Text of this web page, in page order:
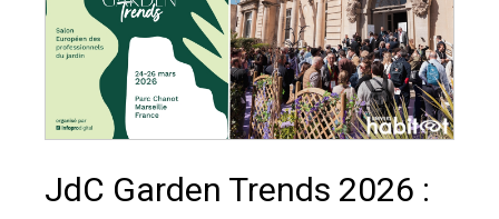
JdC Garden Trends 2026 :